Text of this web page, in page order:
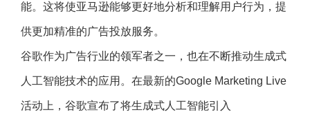
能。这将使亚马逊能够更好地分析和理解用户行为，提
供更加精准的广告投放服务。
谷歌作为广告行业的领军者之一，也在不断推动生成式
人工智能技术的应用。在最新的Google Marketing Live
活动上，谷歌宣布了将生成式人工智能引入